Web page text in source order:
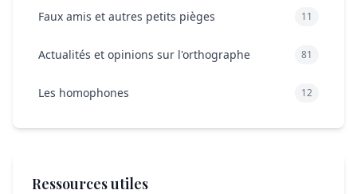
Faux amis et autres petits pièges 11
Actualités et opinions sur l'orthographe 81
Les homophones 12
Ressources utiles